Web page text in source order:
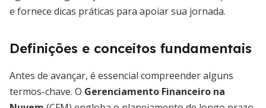
e fornece dicas práticas para apoiar sua jornada.
Definições e conceitos fundamentais
Antes de avançar, é essencial compreender alguns
termos-chave. O Gerenciamento Financeiro na